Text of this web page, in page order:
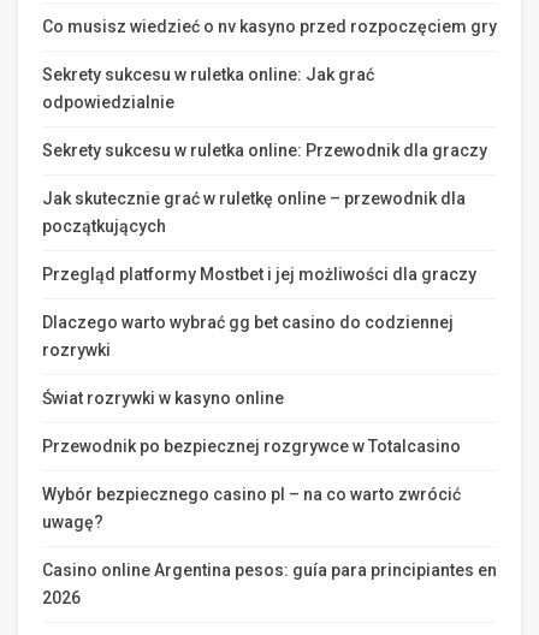
Co musisz wiedzieć o nv kasyno przed rozpoczęciem gry
Sekrety sukcesu w ruletka online: Jak grać
odpowiedzialnie
Sekrety sukcesu w ruletka online: Przewodnik dla graczy
Jak skutecznie grać w ruletkę online – przewodnik dla
początkujących
Przegląd platformy Mostbet i jej możliwości dla graczy
Dlaczego warto wybrać gg bet casino do codziennej
rozrywki
Świat rozrywki w kasyno online
Przewodnik po bezpiecznej rozgrywce w Totalcasino
Wybór bezpiecznego casino pl – na co warto zwrócić
uwagę?
Casino online Argentina pesos: guía para principiantes en
2026